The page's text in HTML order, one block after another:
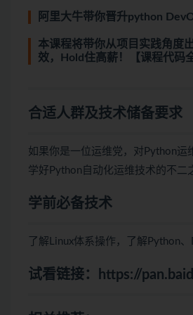
阿里大牛带你晋升python
本课程将带你从项目实践角度
效，Hold住高薪！【课程代码
合适人群及技术储备要求
如果你是一位运维党，对Python运
学好Python自动化运维技术的不二
学前必备技术
了解Linux体系操作，了解Python
试看链接： https://